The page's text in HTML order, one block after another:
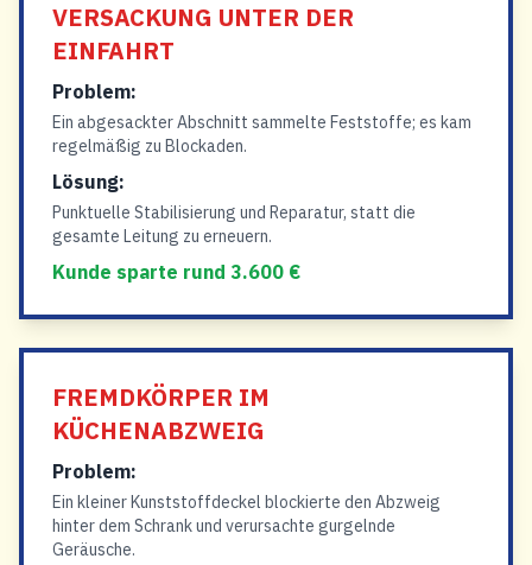
VERSACKUNG UNTER DER
EINFAHRT
Problem:
Ein abgesackter Abschnitt sammelte Feststoffe; es kam
regelmäßig zu Blockaden.
Lösung:
Punktuelle Stabilisierung und Reparatur, statt die
gesamte Leitung zu erneuern.
Kunde sparte rund 3.600 €
FREMDKÖRPER IM
KÜCHENABZWEIG
Problem:
Ein kleiner Kunststoffdeckel blockierte den Abzweig
hinter dem Schrank und verursachte gurgelnde
Geräusche.